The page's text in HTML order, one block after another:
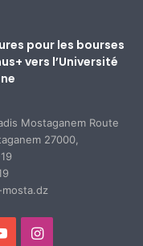
pour les bourses
vers l’Université
Mostaganem Route
27000,
YouTubeInstagram